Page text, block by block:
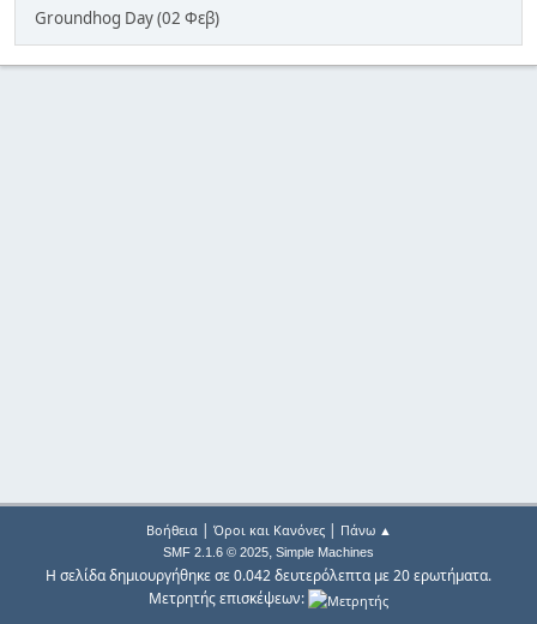
Groundhog Day (02 Φεβ)
Βοήθεια| Όροι και Κανόνες| Πάνω ▲
SMF 2.1.6 © 2025, Simple Machines
Η σελίδα δημιουργήθηκε σε 0.042 δευτερόλεπτα με 20 ερωτήματα.
Μετρητής επισκέψεων: